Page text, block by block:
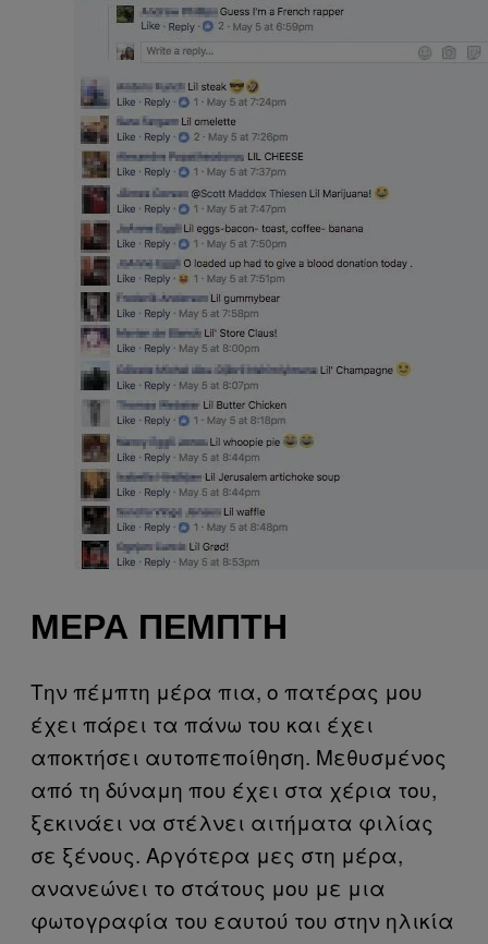
ΜΈΡΑ ΠΈΜΠΤΗ
Την πέμπτη μέρα πια, ο πατέρας μου
έχει πάρει τα πάνω του και έχει
αποκτήσει αυτοπεποίθηση. Μεθυσμένος
από τη δύναμη που έχει στα χέρια του,
ξεκινάει να στέλνει αιτήματα φιλίας
σε ξένους. Αργότερα μες στη μέρα,
ανανεώνει το στάτους μου με μια
φωτογραφία του εαυτού του στην ηλικία